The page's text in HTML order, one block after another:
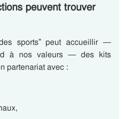
peuvent trouver
des sports” peut accueillir —
à nos valeurs — des kits
partenariat avec :